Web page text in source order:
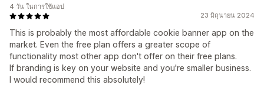
23 มิถุนายน 2024
This is probably the most affordable cookie banner app on the
market. Even the free plan offers a greater scope of
functionality most other app don't offer on their free plans.
If branding is key on your website and you're smaller business.
I would recommend this absolutely!
4 วัน ในการใช้แอป